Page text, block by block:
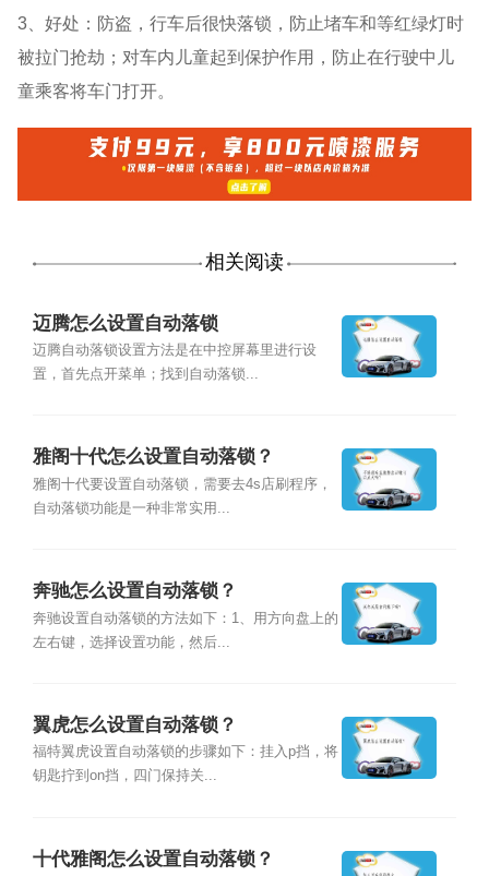
3、好处：防盗，行车后很快落锁，防止堵车和等红绿灯时
被拉门抢劫；对车内儿童起到保护作用，防止在行驶中儿
童乘客将车门打开。
相关阅读
迈腾怎么设置自动落锁
迈腾自动落锁设置方法是在中控屏幕里进行设
置，首先点开菜单；找到自动落锁...
雅阁十代怎么设置自动落锁？
雅阁十代要设置自动落锁，需要去4s店刷程序，
自动落锁功能是一种非常实用...
奔驰怎么设置自动落锁？
奔驰设置自动落锁的方法如下：1、用方向盘上的
左右键，选择设置功能，然后...
翼虎怎么设置自动落锁？
福特翼虎设置自动落锁的步骤如下：挂入p挡，将
钥匙拧到on挡，四门保持关...
十代雅阁怎么设置自动落锁？